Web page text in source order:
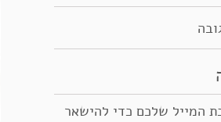
המייל שלכם כדי להישאר